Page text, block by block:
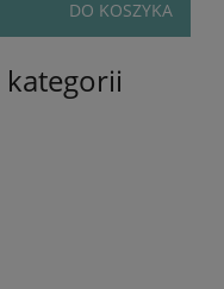
DO KOSZYKA